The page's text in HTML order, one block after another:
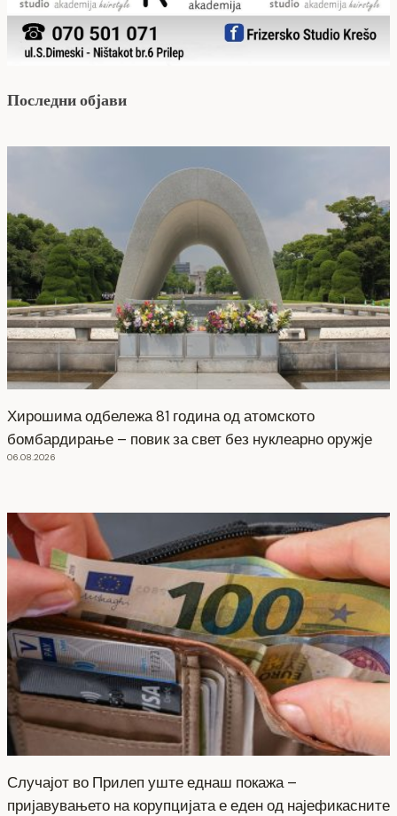
Последни објави
Хирошима одбележа 81 година од атомското
бомбардирање – повик за свет без нуклеарно оружје
06.08.2026
Случајот во Прилеп уште еднаш покажа –
пријавувањето на корупцијата е еден од најефикасните